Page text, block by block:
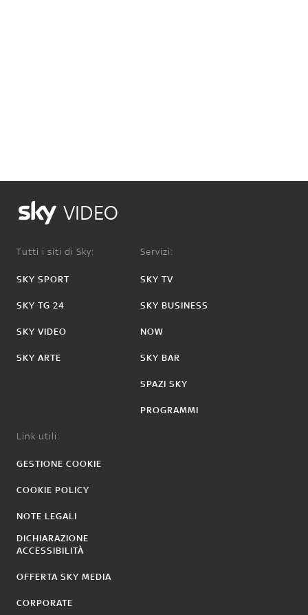
VIDEO
Tutti i siti di Sky:
SKY SPORT
SKY TG 24
SKY VIDEO
SKY ARTE
Servizi:
SKY TV
SKY BUSINESS
NOW
SKY BAR
SPAZI SKY
PROGRAMMI
Link utili:
GESTIONE COOKIE
COOKIE POLICY
NOTE LEGALI
DICHIARAZIONE
ACCESSIBILITÀ
OFFERTA SKY MEDIA
CORPORATE